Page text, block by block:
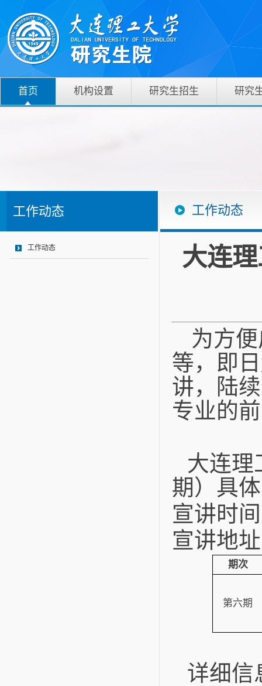
首页 机构设置 研究生招生 研究
工作动态
工作动态
工作动态
大连
为方
等，即
讲，陆
专业的
大连理
期） 具
宣讲时
宣讲地
期次
第六期
详细信